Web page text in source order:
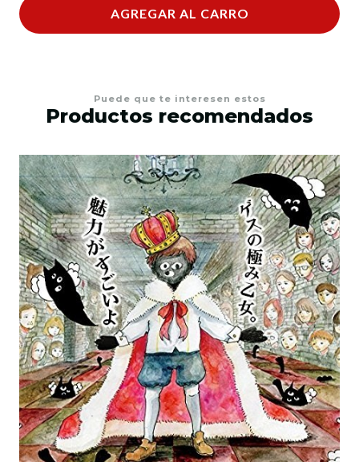
AGREGAR AL CARRO
Puede que te interesen estos
Productos recomendados